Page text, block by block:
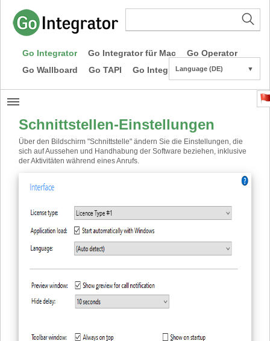
Go Integrator Go Integrator für Mac
Go Operator
Go Wallboard
Go TAPI Go Integrator CE
Language (DE) ▼
Schnittstellen-Einstellungen
Über den Bildschirm "Schnittstelle" ändern Sie die Einstellungen, die
sich auf Aussehen und Handhabung der Software beziehen, inklusive
der Aktivitäten während eines Anrufs.